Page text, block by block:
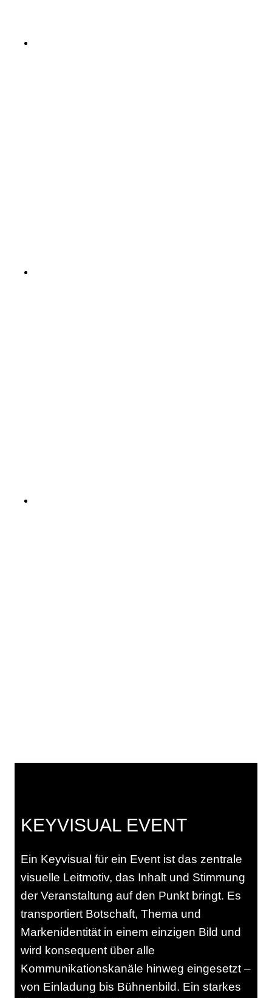
KEYVISUAL EVENT
Ein Keyvisual für ein Event ist das zentrale
visuelle Leitmotiv, das Inhalt und Stimmung
der Veranstaltung auf den Punkt bringt. Es
transportiert Botschaft, Thema und
Markenidentität in einem einzigen Bild und
wird konsequent über alle
Kommunikationskanäle hinweg eingesetzt –
von Einladung bis Bühnenbild. Ein starkes